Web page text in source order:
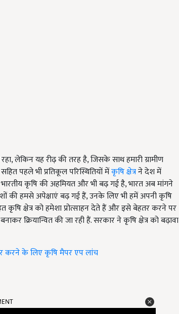
लेकिन यह रीढ़ की तरह है, जिसके साथ हमारी ग्रामीण
पहले भी प्रतिकूल परिस्थितियों मेंकृषि क्षेत्रने देश में
भारतीय कृषि की अहमियत और भी बढ़ गई है, भारत अब मांगने
की हमसे अपेक्षाएं बढ़ गई हैं, उनके लिए भी हमें अपनी कृषि
कृषि क्षेत्र को हमेशा प्रोत्साहन देते हैं और इसे बेहतर करने पर
क्रियान्वित की जा रही हैं. सरकार ने कृषि क्षेत्र को बढ़ावा
करने के लिए कृषि मैपर एप लांच